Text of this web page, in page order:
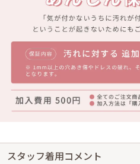
スタッフ着用コメント